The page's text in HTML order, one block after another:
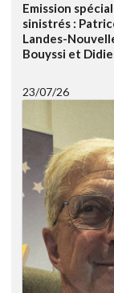
Emission
sinistrés :
Landes-
Bouyssi et
23/07/26